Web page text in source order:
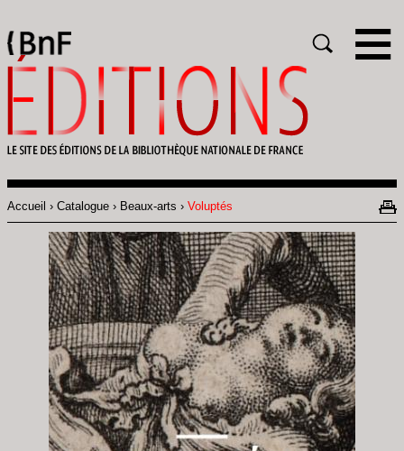
Fil
d'Ariane
Accueil Catalogue Beaux-arts Voluptés